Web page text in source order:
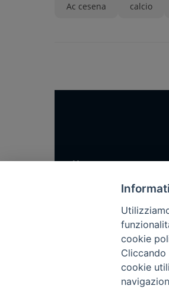
Ac cesena calcio
Home
Come abbonarsi
cookie
cookie